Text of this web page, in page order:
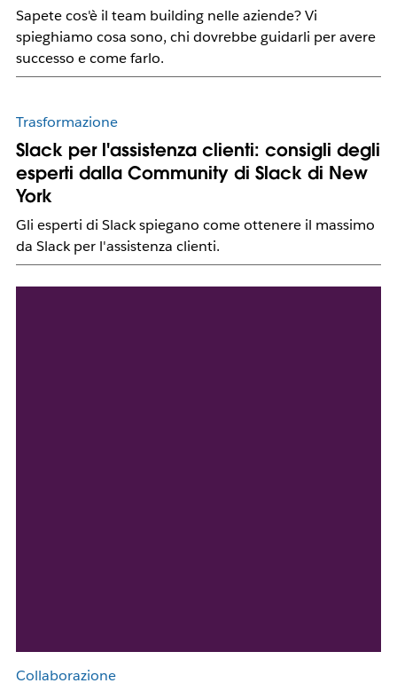
Sapete cos'è il team building nelle aziende? Vi
spieghiamo cosa sono, chi dovrebbe guidarli per avere
successo e come farlo.
Trasformazione
Slack per l'assistenza clienti: consigli degli
esperti dalla Community di Slack di New
York
Gli esperti di Slack spiegano come ottenere il massimo
da Slack per l'assistenza clienti.
Collaborazione